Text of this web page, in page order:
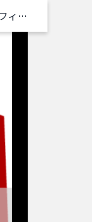
20,000円 ガジェット福袋！確定でGTX1660以上のグラフィックボード、スマホ・パソコン周辺機器が入っています！